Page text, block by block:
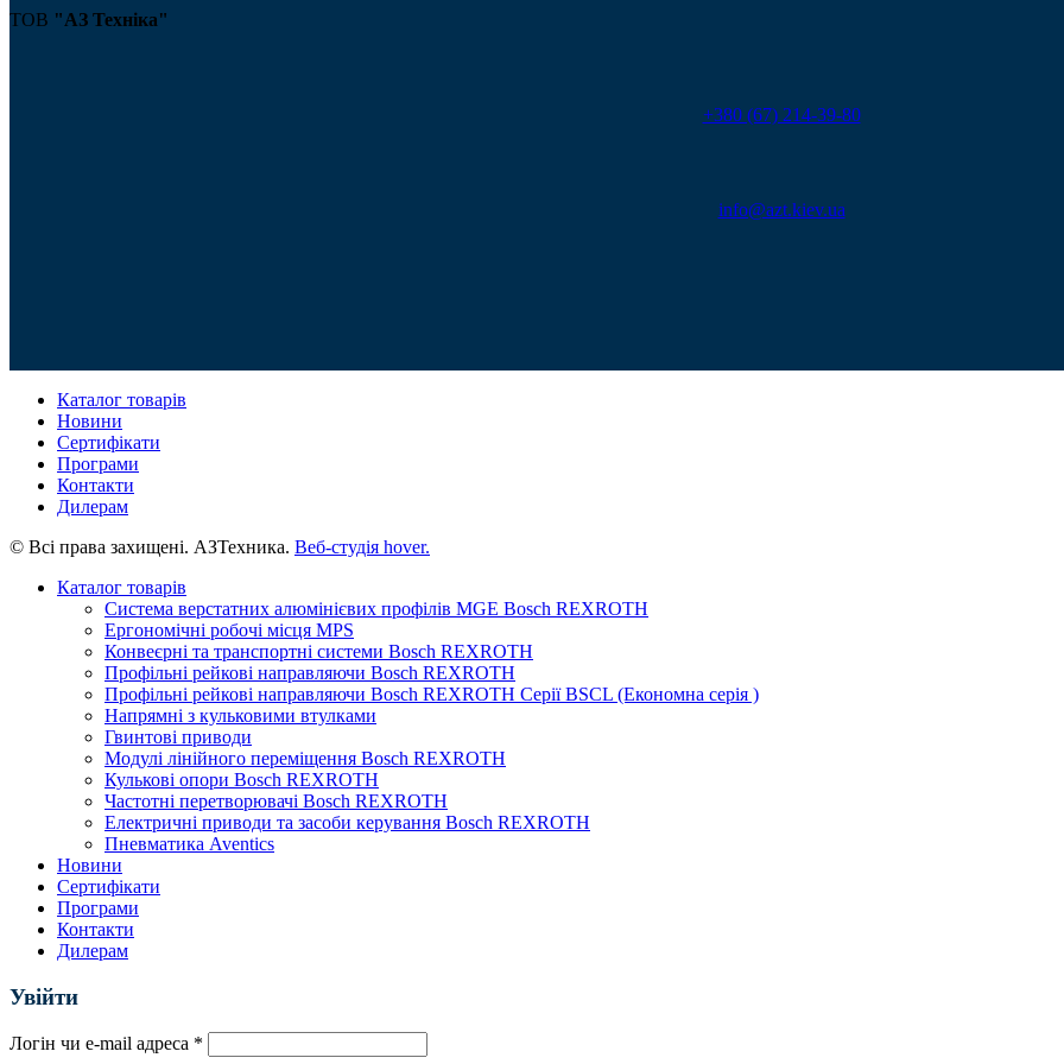
ТОВ "АЗ Техніка"
+380 (67) 214-39-80
info@azt.kiev.ua
Каталог товарів
Новини
Сертифікати
Програми
Контакти
Дилерам
© Всі права захищені. АЗТехника. Веб-студія hover.
Каталог товарів
Система верстатних алюмінієвих профілів MGE Bosch REXROTH
Ергономічні робочі місця MPS
Конвеєрні та транспортні системи Bosch REXROTH
Профільні рейкові направляючи Bosch REXROTH
Профільні рейкові направляючи Bosch REXROTH Серії BSCL (Економна серія )
Напрямні з кульковими втулками
Гвинтові приводи
Модулі лінійного переміщення Bosch REXROTH
Кулькові опори Bosch REXROTH
Частотні перетворювачі Bosch REXROTH
Електричні приводи та засоби керування Bosch REXROTH
Пневматика Aventics
Новини
Сертифікати
Програми
Контакти
Дилерам
Увійти
Логін чи e-mail адреса *